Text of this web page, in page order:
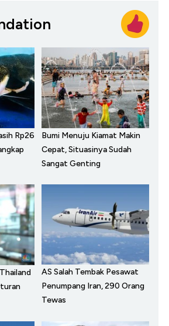
Rp26
Bumi Menuju Kiamat Makin
Cepat, Situasinya Sudah
Sangat Genting
AS Salah Tembak Pesawat
Penumpang Iran, 290 Orang
Tewas